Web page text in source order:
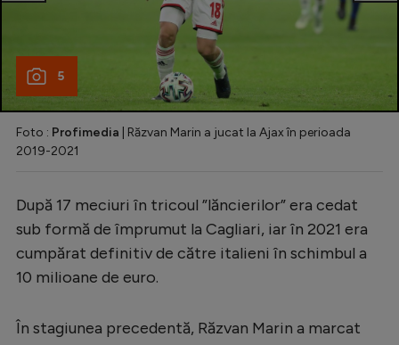
5
Foto : Profimedia | Răzvan Marin a jucat la Ajax în perioada
2019-2021
După 17 meciuri în tricoul ”lăncierilor” era cedat
sub formă de împrumut la Cagliari, iar în 2021 era
cumpărat definitiv de către italieni în schimbul a
10 milioane de euro.
În stagiunea precedentă, Răzvan Marin a marcat